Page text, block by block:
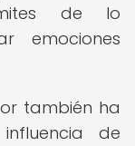
de lo
emociones
también ha
de